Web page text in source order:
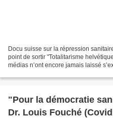
Docu suisse sur la répression
point de sortir "Totalitarisme
médias n’ont encore jamais laissé
"Pour la démocratie
Dr. Louis Fouché